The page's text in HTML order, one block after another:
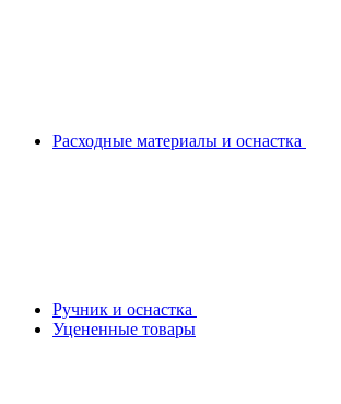
Расходные материалы и оснастка
Ручник и оснастка
Уцененные товары